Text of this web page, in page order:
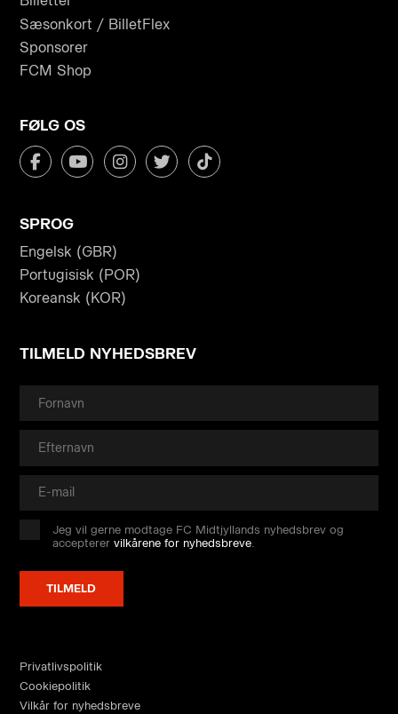
Sæsonkort / BilletFlex
Sponsorer
FCM Shop
FØLG OS
SPROG
Engelsk (GBR)
Portugisisk (POR)
Koreansk (KOR)
TILMELD NYHEDSBREV
Jeg vil gerne modtage FC Midtjyllands nyhedsbrev og
accepterervilkårene for nyhedsbreve
Privatlivspolitik
Cookiepolitik
Vilkår for nyhedsbreve